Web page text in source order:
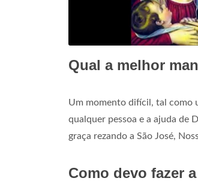
Qual a melhor
Um momento difícil, tal como
qualquer pessoa e a ajuda de
graça rezando a São José,
Como devo fazer